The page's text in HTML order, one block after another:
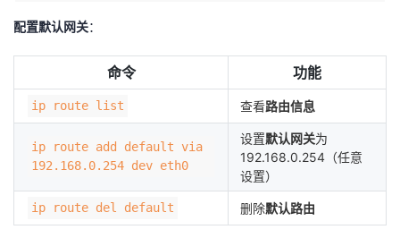
课
程
的
认
证
我
的
实
我
的
藏
术
持
云
建
配置默认网关：
命令 功能
ip route list 查看路由信息
ip route add default via
192.168.0.254 dev eth0
设置默认网关为
192.168.0.254（任意
设置）
ip route del default 删除默认路由